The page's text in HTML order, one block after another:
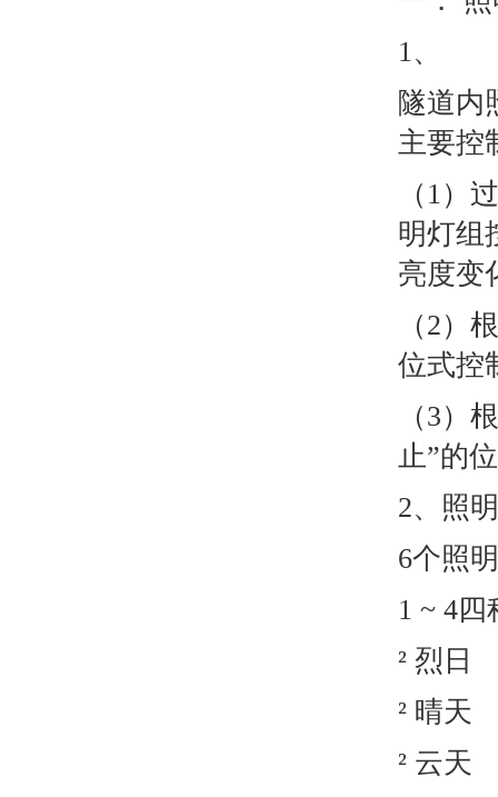
1、
隧道内
主要控
（1）
明灯组
亮度变
（2）
位式控
（3）
止”的
2、照
6个照
1 ~ 4
² 烈
² 晴
² 云